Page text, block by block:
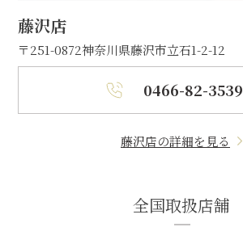
藤沢店
〒251-0872神奈川県藤沢市立石1-2-12
0466-82-3539
藤沢店の詳細を見る
全国取扱店舗